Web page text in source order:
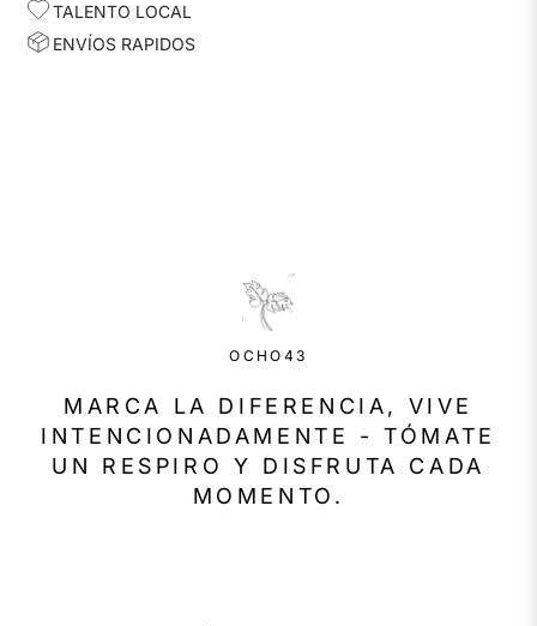
TALENTO LOCAL
ENVÍOS RAPIDOS
OCHO43
MARCA LA DIFERENCIA, VIVE
INTENCIONADAMENTE - TÓMATE
UN RESPIRO Y DISFRUTA CADA
MOMENTO.